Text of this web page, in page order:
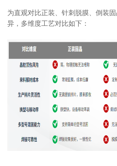
为直观对比正装、针刺脱膜、倒装
异，多维度工艺对比如下：